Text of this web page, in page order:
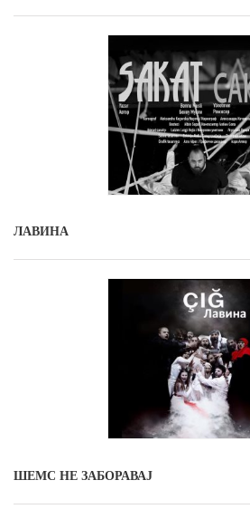
ЛАВИНА
ШЕМС НЕ ЗАБОРАВАЈ